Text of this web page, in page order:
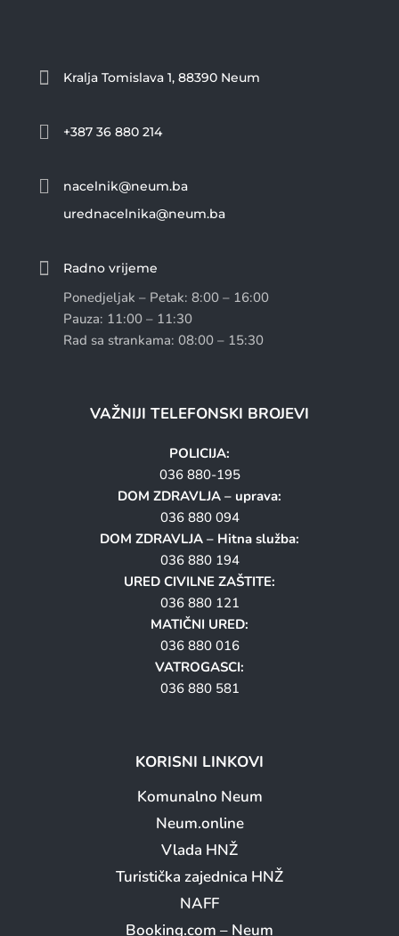
 Kralja Tomislava 1, 88390 Neum
 +387 36 880 214

nacelnik@neum.ba
urednacelnika@neum.ba
 Radno vrijeme
Ponedjeljak – Petak: 8:00 – 16:00
Pauza: 11:00 – 11:30
Rad sa strankama: 08:00 – 15:30
VAŽNIJI TELEFONSKI BROJEVI
POLICIJA:
036 880-195
DOM ZDRAVLJA – uprava:
036 880 094
DOM ZDRAVLJA – Hitna služba:
036 880 194
URED CIVILNE ZAŠTITE:
036 880 121
MATIČNI URED:
036 880 016
VATROGASCI:
036 880 581
KORISNI LINKOVI
Komunalno Neum
Neum.online
Vlada HNŽ
Turistička zajednica HNŽ
NAFF
Booking.com – Neum